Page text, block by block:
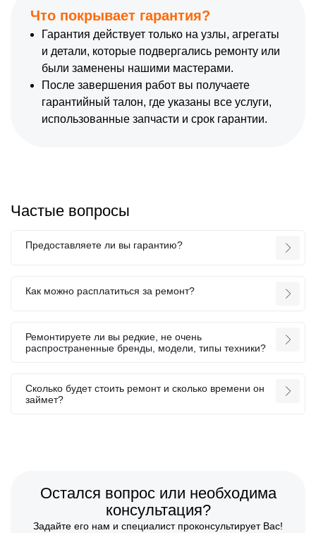
Что покрывает гарантия?
Гарантия действует только на узлы, агрегаты
и детали, которые подвергались ремонту или
были заменены нашими мастерами.
После завершения работ вы получаете
гарантийный талон, где указаны все услуги,
использованные запчасти и срок гарантии.
Частые вопросы
Предоставляете ли вы гарантию?
Как можно расплатиться за ремонт?
Ремонтируете ли вы редкие, не очень
распространенные бренды, модели, типы техники?
Сколько будет стоить ремонт и сколько времени он
займет?
Остался вопрос или необходима
консультация?
Задайте его нам и специалист проконсультирует Вас!